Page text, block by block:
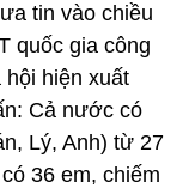
tin vào chiều
quốc gia công
hội hiện xuất
Cả nước có
Lý, Anh) từ 27
36 em, chiếm